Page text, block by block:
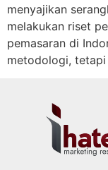
menyajikan
melakukan riset
pemasaran di
metodologi,